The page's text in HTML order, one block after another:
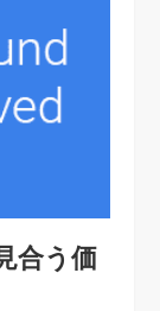
合う価